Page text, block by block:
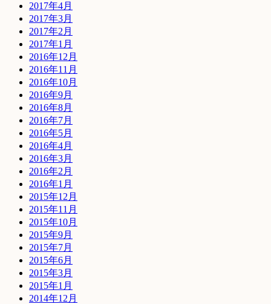
2017年4月
2017年3月
2017年2月
2017年1月
2016年12月
2016年11月
2016年10月
2016年9月
2016年8月
2016年7月
2016年5月
2016年4月
2016年3月
2016年2月
2016年1月
2015年12月
2015年11月
2015年10月
2015年9月
2015年7月
2015年6月
2015年3月
2015年1月
2014年12月